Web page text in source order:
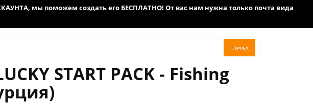
мы поможем создать его БЕСПЛАТНО! От вас нам нужна только почта вида
START PACK - Fishing